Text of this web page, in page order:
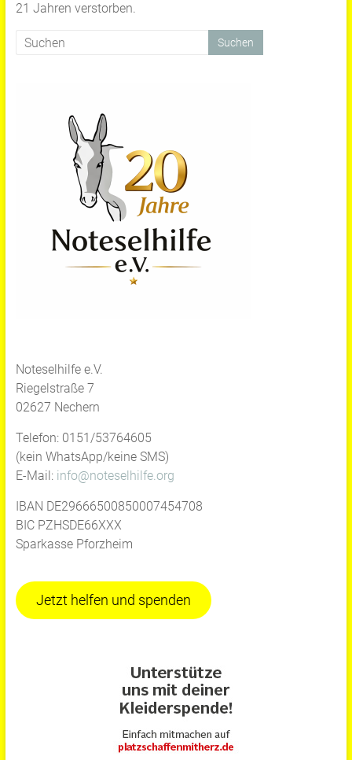
21 Jahren verstorben.
Noteselhilfe e.V.
Riegelstraße 7
02627 Nechern
Telefon: 0151/53764605
(kein WhatsApp/keine SMS)
E-Mail: info@noteselhilfe.org
IBAN DE29666500850007454708
BIC PZHSDE66XXX
Sparkasse Pforzheim
Jetzt helfen und spenden